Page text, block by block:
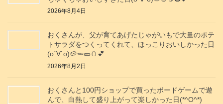
2026年8月4日
おくさんが、父が育てあげたじゃがいもで大量のポテ
トサラダをつくってくれて、ほっこりおいしかった日
(о´∀`о)🥔🥕🥒🥚💕
2026年8月2日
おくさんと100円ショップで買ったボードゲームで遊
んで、白熱して盛り上がって楽しかった日(*^O^*)